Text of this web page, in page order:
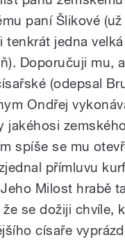
paní Šlikové
jedna
Doporučuji mu,
(odepsal
Ondřej
spíše se mu
přímluvu
Milost hrabě
se dožiji chvíle,
císaře